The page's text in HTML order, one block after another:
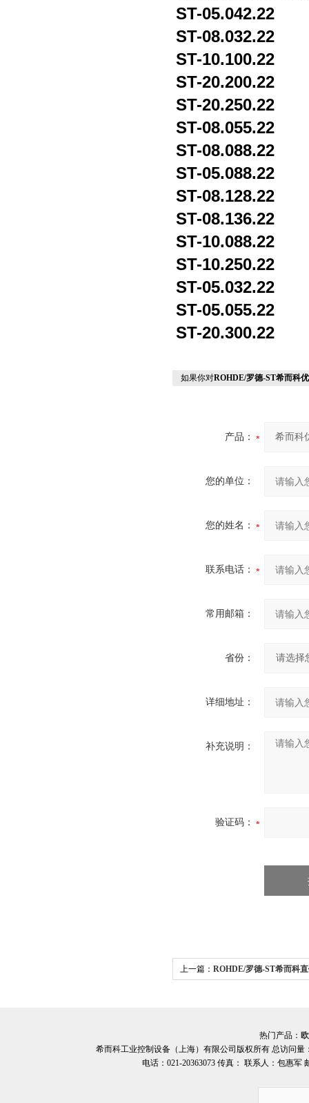
ST-05.042.22
ST-08.032.22
ST-10.100.22
ST-20.200.22
ST-20.250.22
ST-08.055.22
ST-08.088.22
ST-05.088.22
ST-08.128.22
ST-08.136.22
ST-10.088.22
ST-10.250.22
ST-05.032.22
ST-05.055.22
ST-20.300.22
如果你对ROHDE/罗德-ST希而科
产品：
您的单位：
您的姓名：
联系电话：
常用邮箱：
省份：
详细地址：
补充说明：
验证码：
上一篇： ROHDE/罗德-ST希而科
热门产品：
希而科工业控制设备（上海）有限公司版权所有 总访问量
电话：021-20363073 传真： 联系人：包惠军